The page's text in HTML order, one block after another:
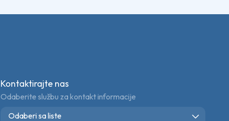
Kontaktirajte nas
Odaberite službu za kontakt informacije
Odaberi sa liste